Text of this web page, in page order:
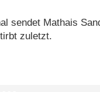
sendet Mathais
zuletzt.